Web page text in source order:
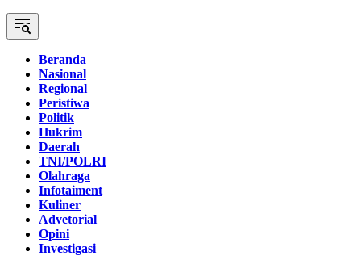
Beranda
Nasional
Regional
Peristiwa
Politik
Hukrim
Daerah
TNI/POLRI
Olahraga
Infotaiment
Kuliner
Advetorial
Opini
Investigasi